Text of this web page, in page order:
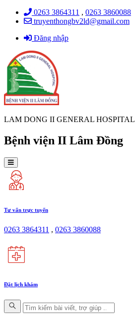
0263 3864311 , 0263 3860088
truyenthongbv2ld@gmail.com
Đăng nhập
LAM DONG II GENERAL HOSPITAL
Bệnh viện II Lâm Đồng
Tư vấn trực tuyến
0263 3864311 , 0263 3860088
Đặt lịch khám